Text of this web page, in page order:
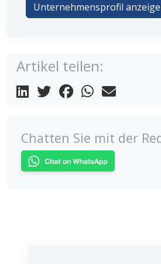
Unternehmensprofil
Artikel teilen:
Chatten Sie mit der